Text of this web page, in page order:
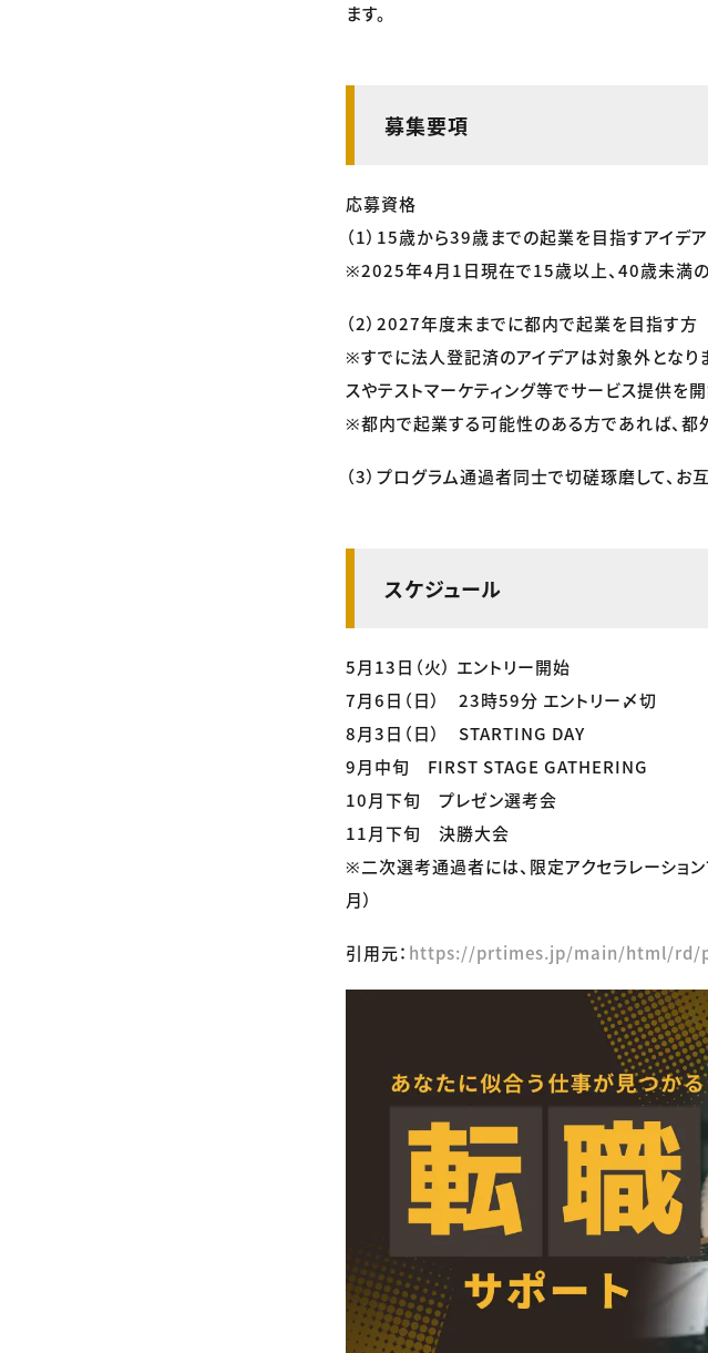
ます。
募集要項
応募資格
（1）15歳から39歳までの起業を目指すアイデ
※2025年4月1日現在で15歳以上、40歳未満
（2）2027年度末までに都内で起業を目指す方
※すでに法人登記済のアイデアは対象外となり
スやテストマーケティング等でサービス提供を
※都内で起業する可能性のある方であれば、都
（3）プログラム通過者同士で切磋琢磨して、
スケジュール
5月13日（火） エントリー開始
7月6日（日） 23時59分 エントリー〆切
8月3日（日） STARTING DAY
9月中旬 FIRST STAGE GATHERING
10月下旬 プレゼン選考会
11月下旬 決勝大会
※二次選考通過者には、限定アクセラレーショ
月）
引用元： https://prtimes.jp/main/html/rd/